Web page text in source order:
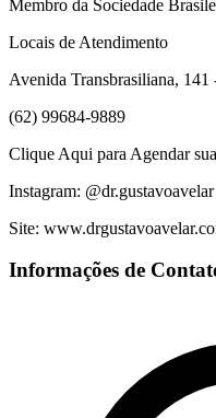
Membro da Sociedade
Locais de Atendimento
Avenida Transbrasiliana,
​(62) 99684-9889
Clique Aqui para Agendar
Instagram: @dr.gustavoavelar
Site:
Informações de